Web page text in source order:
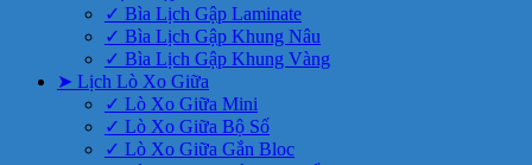
✓ Bìa Lịch Gập Laminate
✓ Bìa Lịch Gập Khung Nâu
✓ Bìa Lịch Gập Khung Vàng
➤ Lịch Lò Xo Giữa
✓ Lò Xo Giữa Mini
✓ Lò Xo Giữa Bộ Số
✓ Lò Xo Giữa Gắn Bloc